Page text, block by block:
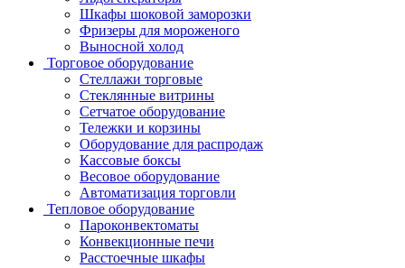
Шкафы шоковой заморозки
Фризеры для мороженого
Выносной холод
Торговое оборудование
Стеллажи торговые
Стеклянные витрины
Сетчатое оборудование
Тележки и корзины
Оборудование для распродаж
Кассовые боксы
Весовое оборудование
Автоматизация торговли
Тепловое оборудование
Пароконвектоматы
Конвекционные печи
Расстоечные шкафы